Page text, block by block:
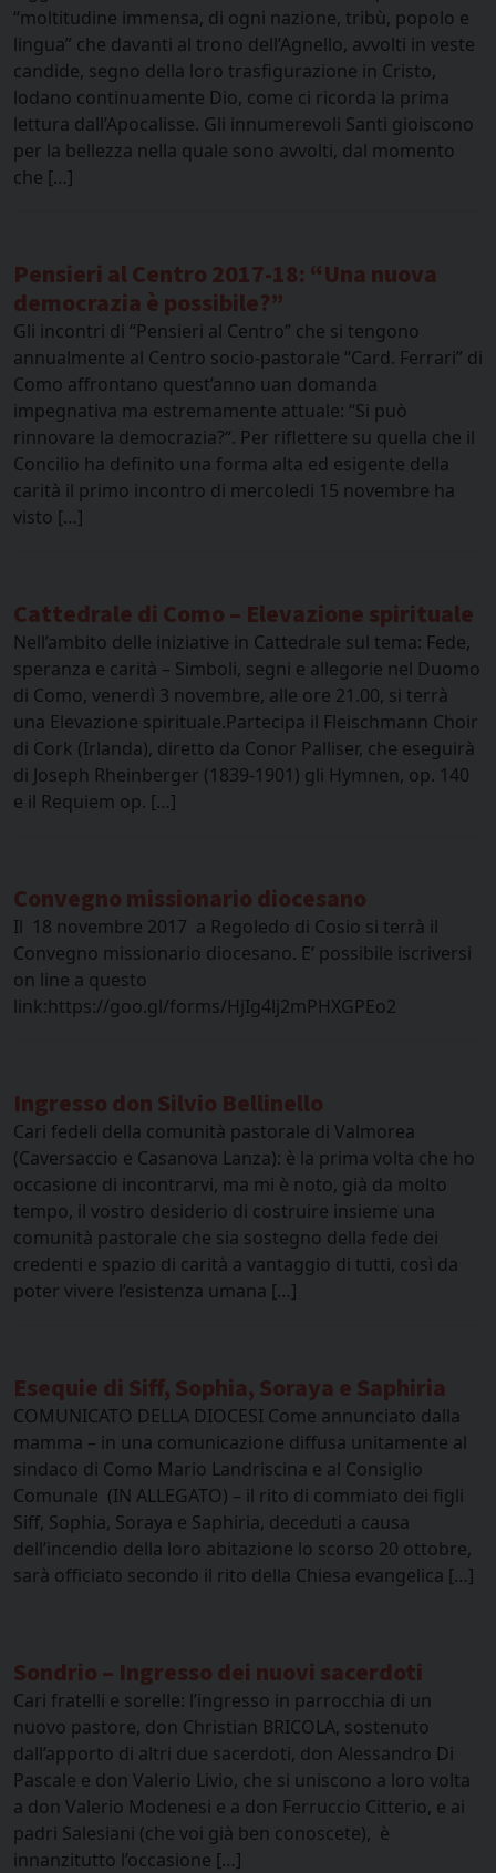
“moltitudine immensa, di ogni nazione, tribù, popolo e
lingua” che davanti al trono dell’Agnello, avvolti in veste
candide, segno della loro trasfigurazione in Cristo,
lodano continuamente Dio, come ci ricorda la prima
lettura dall’Apocalisse. Gli innumerevoli Santi gioiscono
per la bellezza nella quale sono avvolti, dal momento
che […]
Pensieri al Centro 2017-18: “Una nuova
democrazia è possibile?”
Gli incontri di “Pensieri al Centro” che si tengono
annualmente al Centro socio-pastorale “Card. Ferrari” di
Como affrontano quest’anno uan domanda
impegnativa ma estremamente attuale: “Si può
rinnovare la democrazia?“. Per riflettere su quella che il
Concilio ha definito una forma alta ed esigente della
carità il primo incontro di mercoledi 15 novembre ha
visto […]
Cattedrale di Como – Elevazione spirituale
Nell’ambito delle iniziative in Cattedrale sul tema: Fede,
speranza e carità – Simboli, segni e allegorie nel Duomo
di Como, venerdì 3 novembre, alle ore 21.00, si terrà
una Elevazione spirituale.Partecipa il Fleischmann Choir
di Cork (Irlanda), diretto da Conor Palliser, che eseguirà
di Joseph Rheinberger (1839-1901) gli Hymnen, op. 140
e il Requiem op. […]
Convegno missionario diocesano
Il 18 novembre 2017 a Regoledo di Cosio si terrà il
Convegno missionario diocesano. E’ possibile iscriversi
on line a questo
link:https://goo.gl/forms/HjIg4lj2mPHXGPEo2
Ingresso don Silvio Bellinello
Cari fedeli della comunità pastorale di Valmorea
(Caversaccio e Casanova Lanza): è la prima volta che ho
occasione di incontrarvi, ma mi è noto, già da molto
tempo, il vostro desiderio di costruire insieme una
comunità pastorale che sia sostegno della fede dei
credenti e spazio di carità a vantaggio di tutti, così da
poter vivere l’esistenza umana […]
Esequie di Siff, Sophia, Soraya e Saphiria
COMUNICATO DELLA DIOCESI Come annunciato dalla
mamma – in una comunicazione diffusa unitamente al
sindaco di Como Mario Landriscina e al Consiglio
Comunale (IN ALLEGATO) – il rito di commiato dei figli
Siff, Sophia, Soraya e Saphiria, deceduti a causa
dell’incendio della loro abitazione lo scorso 20 ottobre,
sarà officiato secondo il rito della Chiesa evangelica […]
Sondrio – Ingresso dei nuovi sacerdoti
Cari fratelli e sorelle: l’ingresso in parrocchia di un
nuovo pastore, don Christian BRICOLA, sostenuto
dall’apporto di altri due sacerdoti, don Alessandro Di
Pascale e don Valerio Livio, che si uniscono a loro volta
a don Valerio Modenesi e a don Ferruccio Citterio, e ai
padri Salesiani (che voi già ben conoscete), è
innanzitutto l’occasione […]